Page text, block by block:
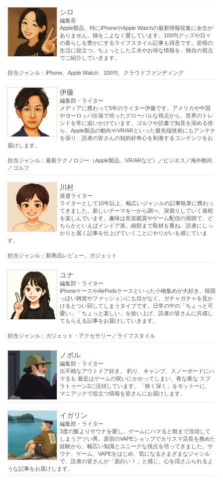
シロ
編集長
Apple製品、特にiPhoneやApple Watchの最新情報収集に余念が
ありません。猫をこよなく愛しています。100均グッズや日々
の暮らしを豊かにするライフスタイル記事も得意です。皆様の
生活に役立つ、ちょっとした工夫やお得な情報を、独自の視点
でご紹介していきます。
担当ジャンル：iPhone、Apple Watch、100均、クラウドファンディング
伊藤
編集部・ライター
メディアに携わって5年のライター伊藤です。アメリカや中国
やヨーロッパ出張で培ったグローバルな視点から、世界のトレ
ンドを常に追いかけています。ゴルフや読書で知見を深める傍
ら、Apple製品の動向やVR/ARといった最先端技術にもアンテナ
を張り、読者の皆さんの知的好奇心を刺激するコンテンツをお
届けします。
担当ジャンル：最新テクノロジー（Apple製品、VR/ARなど）／ビジネス／海外動向
／ゴルフ
川村
派遣ライター
ライターとして10年以上、幅広いジャンルの記事執筆に携わっ
てきました。新しいテーマを一から調べ、深掘りしていく過程
を楽しんでいます。趣味は音楽鑑賞やゲーム配信の視聴で、ど
ちらかといえばインドア派。細部まで取材を重ね、読者にしっ
かりと届く記事を仕上げていくことにやりがいを感じていま
す。
担当ジャンル：新商品レビュー、ガジェット
ユナ
編集部・ライター
iPhoneケースやAirPodsケースといった小物集めが大好き。韓国
っぽい雑貨やファッションにも目がなく、ガチャガチャを見か
けるとつい回してしまうタイプです。日常の中の「ちょっと可
愛い」「ちょっと楽しい」を拾い上げ、読者の皆さんに共感し
てもらえる記事をお届けしていきます。
担当ジャンル：ガジェット・アクセサリー／ライフスタイル
ノボル
編集部・ライター
出不精なアウトドア好き。 釣り、キャンプ、スノーボードにハ
マるも 最近はゲームの呪いにかかってしまい、夜な夜な スプ
ラトゥーン2に没頭しています。「狭く深く」をモットーに、
マニアックで役立つ情報を皆さんにお届けします。
イガリン
編集部・ライター
3度の飯よりサウナを愛し、ゲームにハマると朝まで没頭して
しまうアツい男。原宿のVAPEショップでカリスマ店長を務めた
経験から、幅広い知識とユニークな視点を培ってきました。サ
ウナ、ゲーム、VAPEをはじめ、気になるさまざまなジャンル
で、読者の皆さんが「面白い！」と感じ、心を揺さぶられるよ
うな記事をお届けします。